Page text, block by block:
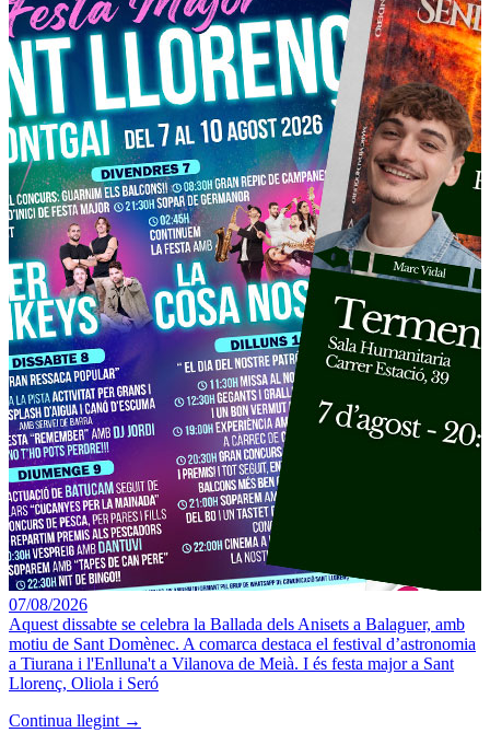
07/08/2026
Aquest dissabte se celebra la Ballada dels Anisets a Balaguer, amb
motiu de Sant Domènec. A comarca destaca el festival d’astronomia
a Tiurana i l'Enlluna't a Vilanova de Meià. I és festa major a Sant
Llorenç, Oliola i Seró
Continua llegint →